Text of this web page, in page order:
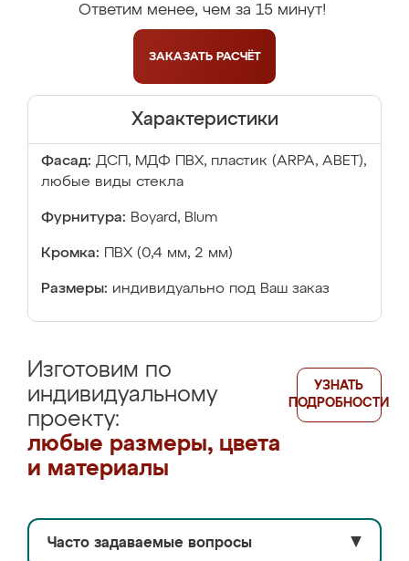
Ответим менее, чем за 15 минут!
ЗАКАЗАТЬ РАСЧЁТ
Характеристики
Фасад: ДСП, МДФ ПВХ, пластик (ARPA, ABET),
любые виды стекла
Фурнитура: Boyard, Blum
Кромка: ПВХ (0,4 мм, 2 мм)
Размеры: индивидуально под Ваш заказ
Изготовим по
индивидуальному
проекту:
любые размеры, цвета
и материалы
УЗНАТЬ
ПОДРОБНОСТИ
Часто задаваемые вопросы ▼